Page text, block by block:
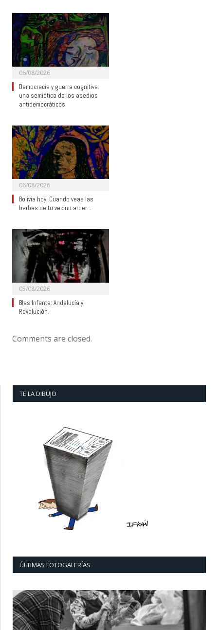
06/08/2026
Democracia y guerra cognitiva:
una semiótica de los asedios
antidemocráticos
06/08/2026
Bolivia hoy: Cuando veas las
barbas de tu vecino arder…
05/08/2026
Blas Infante: Andalucía y
Revolución.
Comments are closed.
TE LA DIBUJO
ÚLTIMAS FOTOGALERÍAS